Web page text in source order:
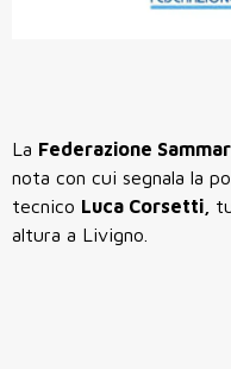
La Federazione
nota con cui segnala la
tecnico Luca Corsetti,
altura a Livigno.